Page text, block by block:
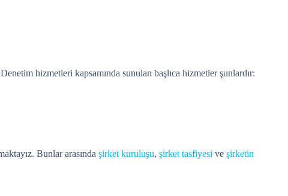
hizmetleri kapsamında sunulan başlıca hizmetler şunlardır:
Bunlar arasında şirket kuruluşu, şirket tasfiyesi ve şirketin